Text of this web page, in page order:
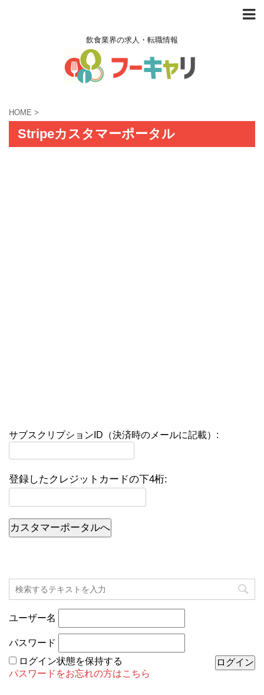
飲食業界の求人・転職情報
HOME >
Stripeカスタマーポータル
サブスクリプションID（決済時のメールに記載）:
登録したクレジットカードの下4桁:
カスタマーポータルへ
ユーザー名
パスワード
ログイン状態を保持する
パスワードをお忘れの方はこちら